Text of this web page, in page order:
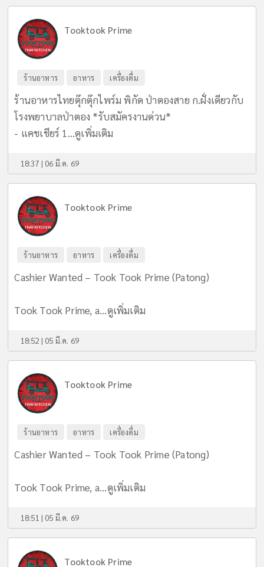
Tooktook Prime
ร้านอาหาร อาหาร เครื่องดื่ม
ร้านอาหารไทยตุ๊กตุ๊กไพร์ม พิกัด ป่าตองสาย ก.ฝั่งเดียวกับ
โรงพยาบาลป่าตอง *รับสมัครงานด่วน*
- แคชเชียร์ 1...ดูเพิ่มเติม
18:37 | 06 มี.ค. 69
Tooktook Prime
ร้านอาหาร อาหาร เครื่องดื่ม
Cashier Wanted – Took Took Prime (Patong)
Took Took Prime, a...ดูเพิ่มเติม
18:52 | 05 มี.ค. 69
Tooktook Prime
ร้านอาหาร อาหาร เครื่องดื่ม
Cashier Wanted – Took Took Prime (Patong)
Took Took Prime, a...ดูเพิ่มเติม
18:51 | 05 มี.ค. 69
Tooktook Prime